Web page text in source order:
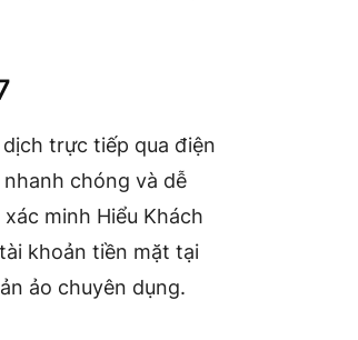
trực tiếp qua điện
chóng và dễ
minh Hiểu Khách
khoản tiền mặt tại
ảo chuyên dụng.